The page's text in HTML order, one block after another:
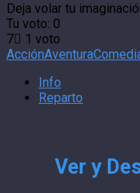
Deja volar tu
Tu voto: 0
7
1 voto
AcciónAventura
Info
Reparto
Ver y